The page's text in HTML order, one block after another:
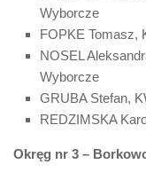
Wyborcze
FOPKE Tomasz,
NOSEL
Wyborcze
GRUBA Stefan,
REDZIMSKA
Okręg nr 3 –